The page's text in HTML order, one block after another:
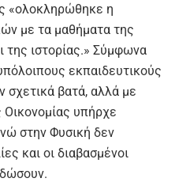
«ολοκληρώθηκε η
με τα μαθήματα της
της ιστορίας.» Σύμφωνα
εκπαιδευτικούς
σχετικά βατά, αλλά με
υπήρχε
στην Φυσική δεν
και οι διαβασμένοι